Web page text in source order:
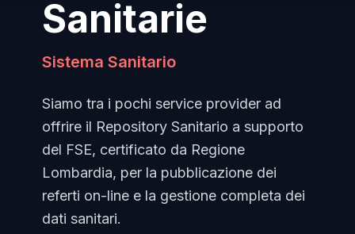
Sanitarie
Sistema Sanitario
Siamo tra i pochi service provider ad
offrire il Repository Sanitario a supporto
del FSE, certificato da Regione
Lombardia, per la pubblicazione dei
referti on-line e la gestione completa dei
dati sanitari.